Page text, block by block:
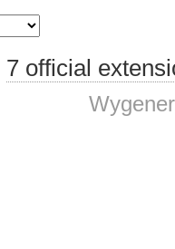
7 official